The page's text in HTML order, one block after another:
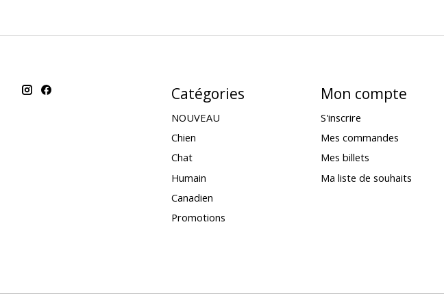
Catégories
NOUVEAU
Chien
Chat
Humain
Canadien
Promotions
Mon compte
S'inscrire
Mes commandes
Mes billets
Ma liste de souhaits